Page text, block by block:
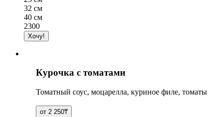
32 см
40 см
2300
Курочка с томатами
Томатный соус, моцарелла, куриное филе, томаты